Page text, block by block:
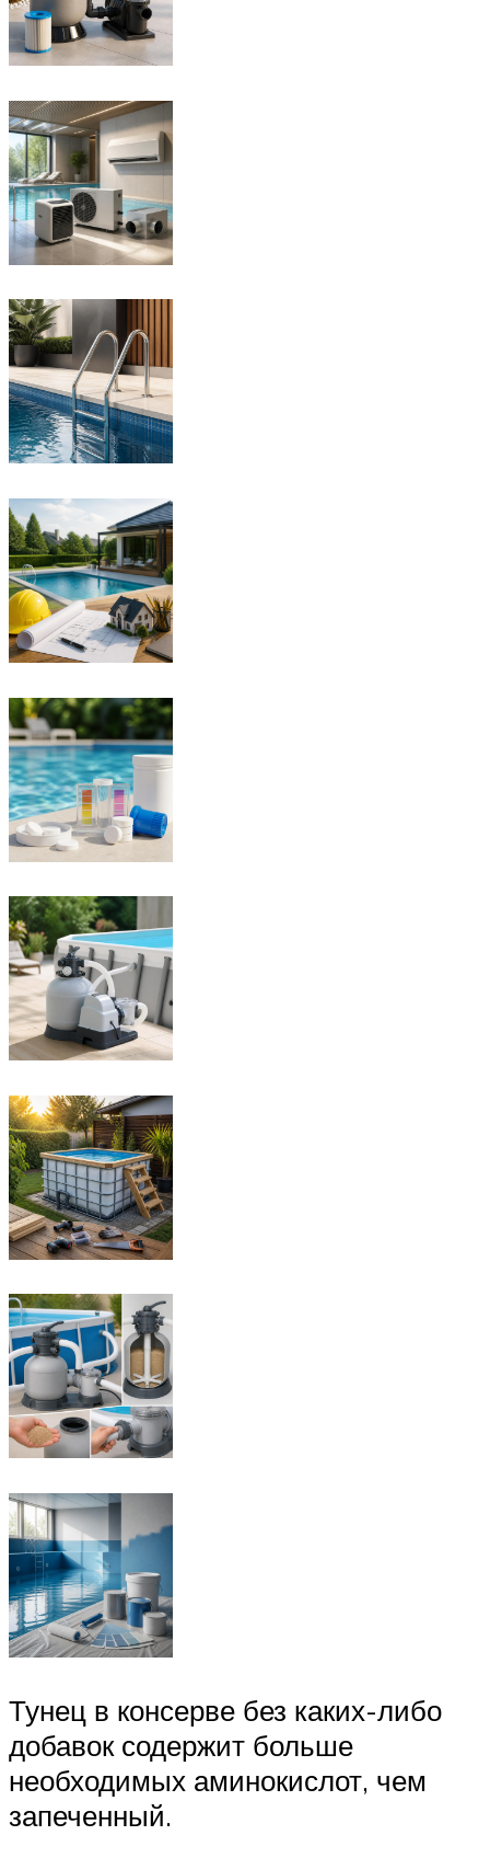
Тунец в консерве без каких-либо
добавок содержит больше
необходимых аминокислот, чем
запеченный.